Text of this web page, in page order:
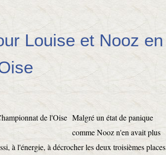
Louise et Nooz en
Malgré un état de panique
comme Nooz n'en avait plus
à l'énergie, à décrocher les deux troisièmes places